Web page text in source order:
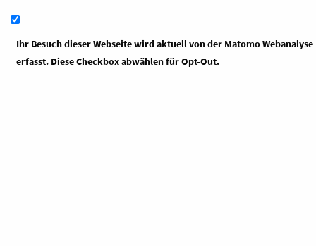
Ihr Besuch dieser Webseite wird aktuell von der Matomo Webanalyse
erfasst. Diese Checkbox abwählen für Opt-Out.